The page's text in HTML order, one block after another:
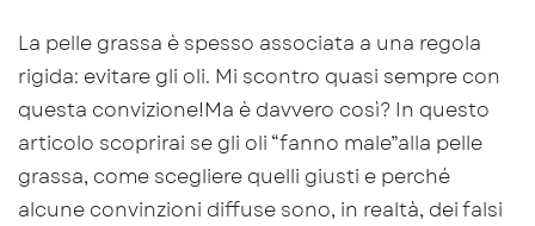
La pelle grassa è spesso associata a una regola
rigida: evitare gli oli. Mi scontro quasi sempre con
questa convizione!Ma è davvero così? In questo
articolo scoprirai se gli oli “fanno male”alla pelle
grassa, come scegliere quelli giusti e perché
alcune convinzioni diffuse sono, in realtà, dei falsi